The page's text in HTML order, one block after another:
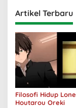
Artikel Terbaru
Filosofi Hidup
Houtarou Oreki